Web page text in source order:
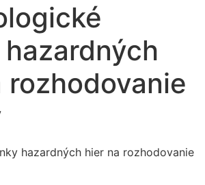
rozhodovanie
hazardných hier na rozhodovanie